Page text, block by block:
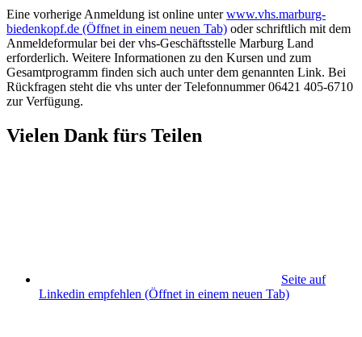
Eine vorherige Anmeldung ist online unterwww.vhs.marburg-
biedenkopf.de (Öffnet in einem neuen Tab) oder schriftlich mit dem
Anmeldeformular bei der vhs-Geschäftsstelle Marburg Land
erforderlich. Weitere Informationen zu den Kursen und zum
Gesamtprogramm finden sich auch unter dem genannten Link. Bei
Rückfragen steht die vhs unter der Telefonnummer 06421 405-6710
zur Verfügung.
Vielen Dank fürs Teilen
Seite auf
Linkedin empfehlen (Öffnet in einem neuen Tab)